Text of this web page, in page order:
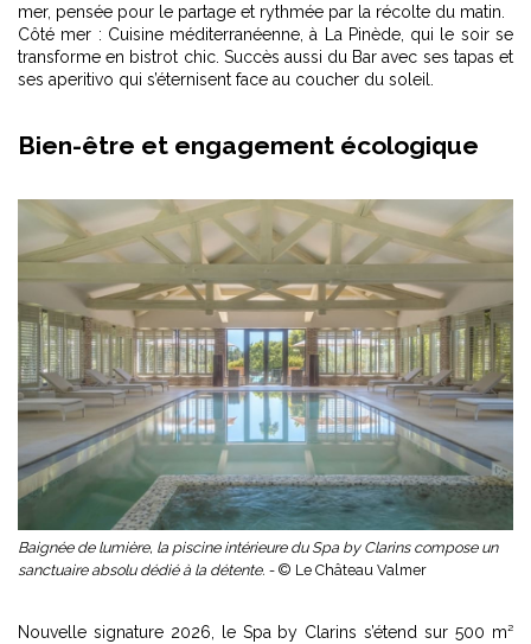
mer, pensée pour le partage et rythmée par la récolte du matin.
Côté mer : Cuisine méditerranéenne, à La Pinède, qui le soir se
transforme en bistrot chic. Succès aussi du Bar avec ses tapas et
ses aperitivo qui s’éternisent face au coucher du soleil.
Bien-être et engagement écologique
Baignée de lumière, la piscine intérieure du Spa by Clarins compose un
sanctuaire absolu dédié à la détente. - © Le Château Valmer
Nouvelle signature 2026, le Spa by Clarins s’étend sur 500 m²